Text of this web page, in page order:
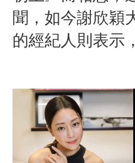
聞，如今謝欣穎
的經紀人則表示